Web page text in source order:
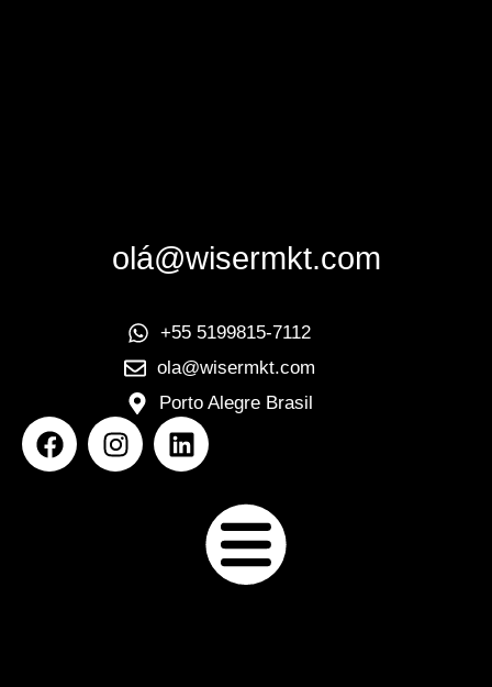
olá@wisermkt.com
+55 5199815-7112
ola@wisermkt.com
Porto Alegre Brasil